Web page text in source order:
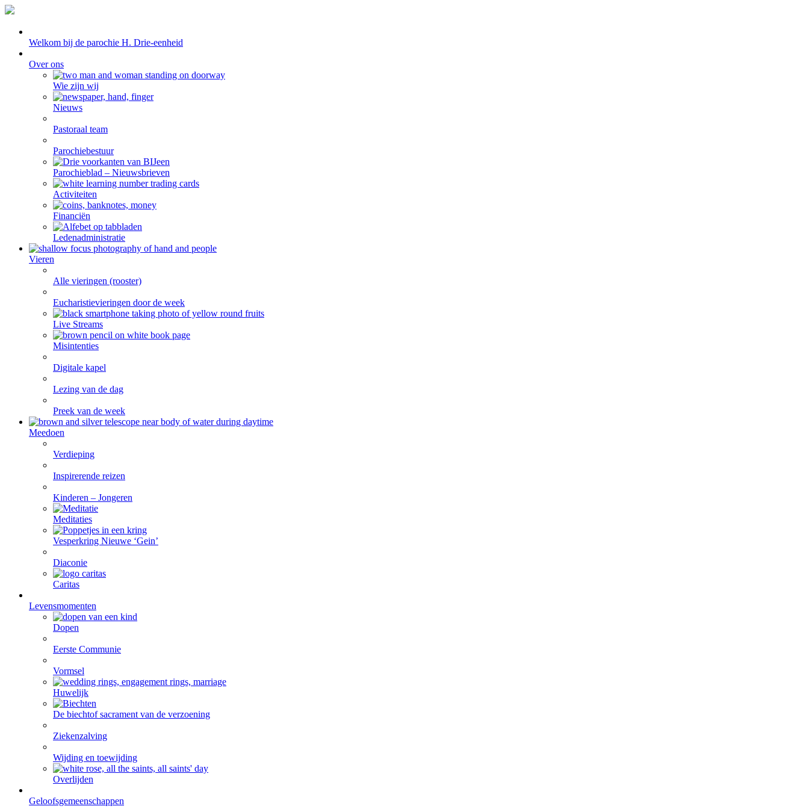
Welkom bij de parochie H. Drie-eenheid
Over ons
Wie zijn wij
Nieuws
Pastoraal team
Parochiebestuur
Parochieblad – Nieuwsbrieven
Activiteiten
Financiën
Ledenadministratie
Vieren
Alle vieringen (rooster)
Eucharistievieringen door de week
Live Streams
Misintenties
Digitale kapel
Lezing van de dag
Preek van de week
Meedoen
Verdieping
Inspirerende reizen
Kinderen – Jongeren
Meditaties
Vesperkring Nieuwe ‘Gein’
Diaconie
Caritas
Levensmomenten
Dopen
Eerste Communie
Vormsel
Huwelijk
De biechtof sacrament van de verzoening
Ziekenzalving
Wijding en toewijding
Overlijden
Geloofsgemeenschappen